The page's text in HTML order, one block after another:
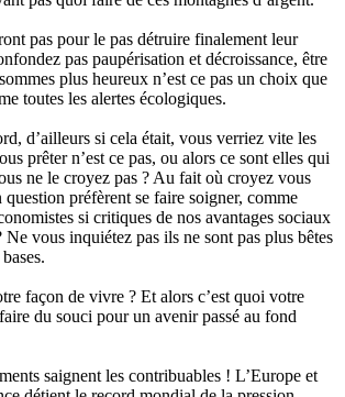
pas pour le pas détruire finalement leur
pas paupérisation et décroissance, être
plus heureux n’est ce pas un choix que
toutes les alertes écologiques.
d’ailleurs si cela était, vous verriez vite les
prêter n’est ce pas, ou alors ce sont elles qui
ne le croyez pas ? Au fait où croyez vous
question préfèrent se faire soigner, comme
si critiques de nos avantages sociaux
Ne vous inquiétez pas ils ne sont pas plus bêtes
façon de vivre ? Et alors c’est quoi votre
du souci pour un avenir passé au fond
saignent les contribuables ! L’Europe et